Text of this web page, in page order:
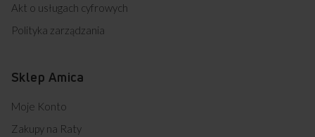
Akt o usługach cyfrowych
Polityka zarządzania
Sklep Amica
Moje Konto
Zakupy na Raty